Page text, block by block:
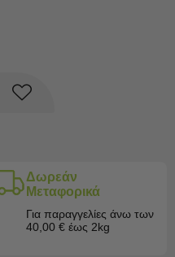
Δωρεάν
Μεταφορικά
Για παραγγελίες άνω των
40,00 € έως 2kg